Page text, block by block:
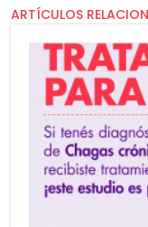
ARTÍCULOS